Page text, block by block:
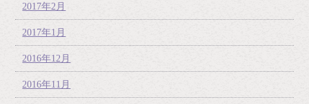
2017年2月
2017年1月
2016年12月
2016年11月